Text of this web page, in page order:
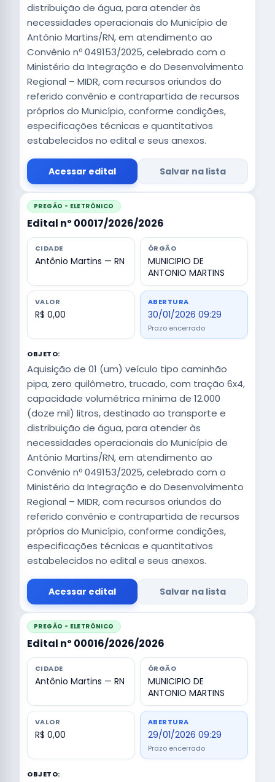
distribuição de água, para atender às
necessidades operacionais do Município de
Antônio Martins/RN, em atendimento ao
Convênio nº 049153/2025, celebrado com o
Ministério da Integração e do Desenvolvimento
Regional – MIDR, com recursos oriundos do
referido convênio e contrapartida de recursos
próprios do Município, conforme condições,
especificações técnicas e quantitativos
estabelecidos no edital e seus anexos.
Acessar edital Salvar na lista
PREGÃO - ELETRÔNICO
Edital nº 00017/2026/2026
CIDADE
Antônio Martins — RN
ÓRGÃO
MUNICIPIO DE
ANTONIO MARTINS
VALOR
R$ 0,00
ABERTURA
30/01/2026 09:29
Prazo encerrado
OBJETO:
Aquisição de 01 (um) veículo tipo caminhão
pipa, zero quilômetro, trucado, com tração 6x4,
capacidade volumétrica mínima de 12.000
(doze mil) litros, destinado ao transporte e
distribuição de água, para atender às
necessidades operacionais do Município de
Antônio Martins/RN, em atendimento ao
Convênio nº 049153/2025, celebrado com o
Ministério da Integração e do Desenvolvimento
Regional – MIDR, com recursos oriundos do
referido convênio e contrapartida de recursos
próprios do Município, conforme condições,
especificações técnicas e quantitativos
estabelecidos no edital e seus anexos.
Acessar edital Salvar na lista
PREGÃO - ELETRÔNICO
Edital nº 00016/2026/2026
CIDADE
Antônio Martins — RN
ÓRGÃO
MUNICIPIO DE
ANTONIO MARTINS
VALOR
R$ 0,00
ABERTURA
29/01/2026 09:29
Prazo encerrado
OBJETO: